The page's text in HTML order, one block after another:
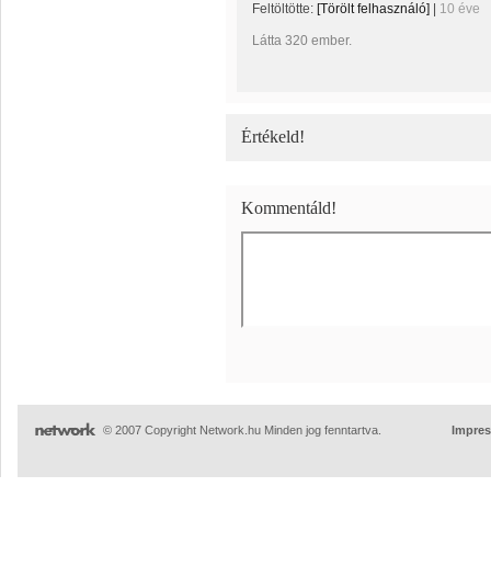
Feltöltötte: [Törölt felhasználó] 10 éve
Látta 320 ember.
Értékeld!
Kommentáld!
© 2007 Copyright Network.hu Minden jog fenntartva.